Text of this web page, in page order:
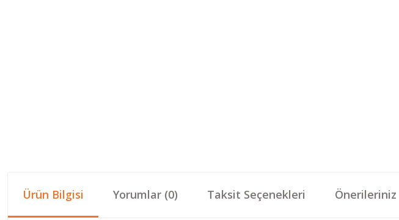
Ürün Bilgisi Yorumlar (0) Taksit Seçenekleri Önerileriniz